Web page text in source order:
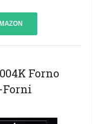
Forno
-Forni